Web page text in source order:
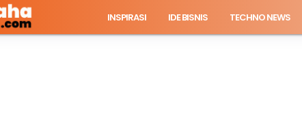
INSPIRASI IDE BISNIS TECHNO NEWS